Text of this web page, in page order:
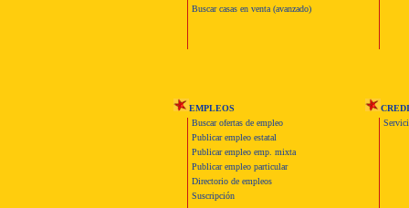
Buscar casas en venta (avanzado)
EMPLEOS
Buscar ofertas de empleo
Publicar empleo estatal
Publicar empleo emp. mixta
Publicar empleo particular
Directorio de empleos
Suscripción